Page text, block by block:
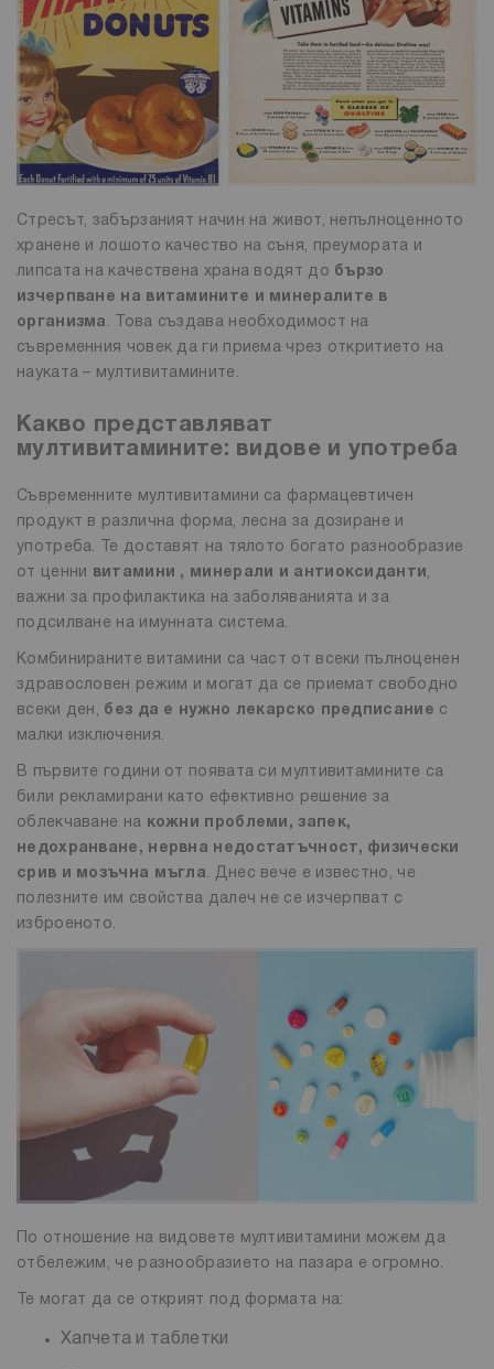
Стресът, забързаният начин на живот, непълноценното
хранене и лошото качество на съня, преумората и
липсата на качествена храна водят до бързо
изчерпване на витамините и минералите в
организма . Това създава необходимост на
съвременния човек да ги приема чрез откритието на
науката – мултивитамините.
Какво представляват
мултивитамините: видове и употреба
Съвременните мултивитамини са фармацевтичен
продукт в различна форма, лесна за дозиране и
употреба. Те доставят на тялото богато разнообразие
от ценни
витамини , минерали и антиоксиданти ,
важни за профилактика на заболяванията и за
подсилване на имунната система.
Комбинираните витамини са част от всеки пълноценен
здравословен режим и могат да се приемат свободно
всеки ден, без да е нужно лекарско предписание с
малки изключения.
В първите години от появата си мултивитамините са
били рекламирани като ефективно решение за
облекчаване на
кожни проблеми, запек,
недохранване, нервна недостатъчност, физически
срив и мозъчна мъгла. Днес вече е известно, че
полезните им свойства далеч не се изчерпват с
изброеното.
По отношение на видовете мултивитамини можем да
отбележим, че разнообразието на пазара е огромно.
Те могат да се открият под формата на:
Хапчета и таблетки